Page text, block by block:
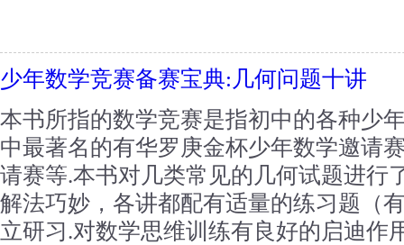
少年数学竞赛备赛宝典:几何问题十讲
本书所指的数学竞赛是指初中的各种少
中最著名的有华罗庚金杯少年数学邀请
请赛等.本书对几类常见的几何试题进行
解法巧妙，各讲都配有适量的练习题（
立研习.对数学思维训练有良好的启迪作